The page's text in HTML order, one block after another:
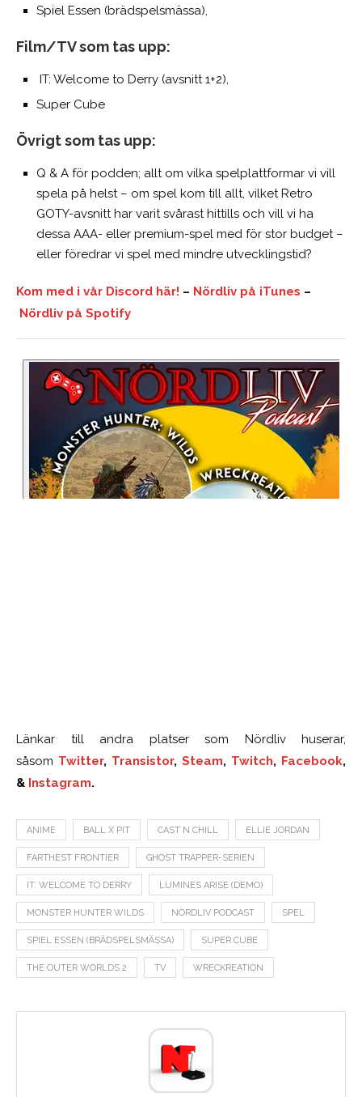
Spiel Essen (brädspelsmässa),
Film/TV som tas upp:
IT: Welcome to Derry (avsnitt 1+2),
Super Cube
Övrigt som tas upp:
Q & A för podden; allt om vilka spelplattformar vi vill
spela på helst – om spel kom till allt, vilket Retro
GOTY-avsnitt har varit svårast hittills och vill vi ha
dessa AAA- eller premium-spel med för stor budget –
eller föredrar vi spel med mindre utvecklingstid?
Kom med i vår Discord här! – Nördliv på iTunes –
Nördliv på Spotify
Länkar till andra platser som Nördliv huserar,
såsom Twitter, Transistor, Steam, Twitch, Facebook,
& Instagram.
ANIME BALL X PIT CAST N CHILL ELLIE JORDAN
FARTHEST FRONTIER GHOST TRAPPER-SERIEN
IT: WELCOME TO DERRY LUMINES ARISE (DEMO)
MONSTER HUNTER WILDS NÖRDLIV PODCAST SPEL
SPIEL ESSEN (BRÄDSPELSMÄSSA) SUPER CUBE
THE OUTER WORLDS 2 TV WRECKREATION